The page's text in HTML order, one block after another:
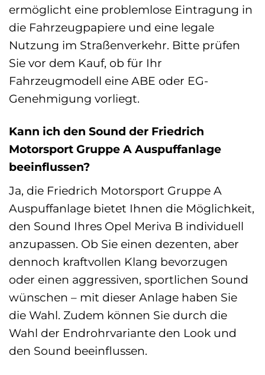
ermöglicht eine problemlose Eintragung in
die Fahrzeugpapiere und eine legale
Nutzung im Straßenverkehr. Bitte prüfen
Sie vor dem Kauf, ob für Ihr
Fahrzeugmodell eine ABE oder EG-
Genehmigung vorliegt.
Kann ich den Sound der Friedrich
Motorsport Gruppe A Auspuffanlage
beeinflussen?
Ja, die Friedrich Motorsport Gruppe A
Auspuffanlage bietet Ihnen die Möglichkeit,
den Sound Ihres Opel Meriva B individuell
anzupassen. Ob Sie einen dezenten, aber
dennoch kraftvollen Klang bevorzugen
oder einen aggressiven, sportlichen Sound
wünschen – mit dieser Anlage haben Sie
die Wahl. Zudem können Sie durch die
Wahl der Endrohrvariante den Look und
den Sound beeinflussen.